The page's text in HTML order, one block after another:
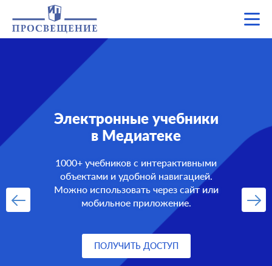
Электронные учебники
в Медиатеке
1000+ учебников с интерактивными
объектами и удобной навигацией.
Можно использовать через сайт или
мобильное приложение.
ПОЛУЧИТЬ ДОСТУП